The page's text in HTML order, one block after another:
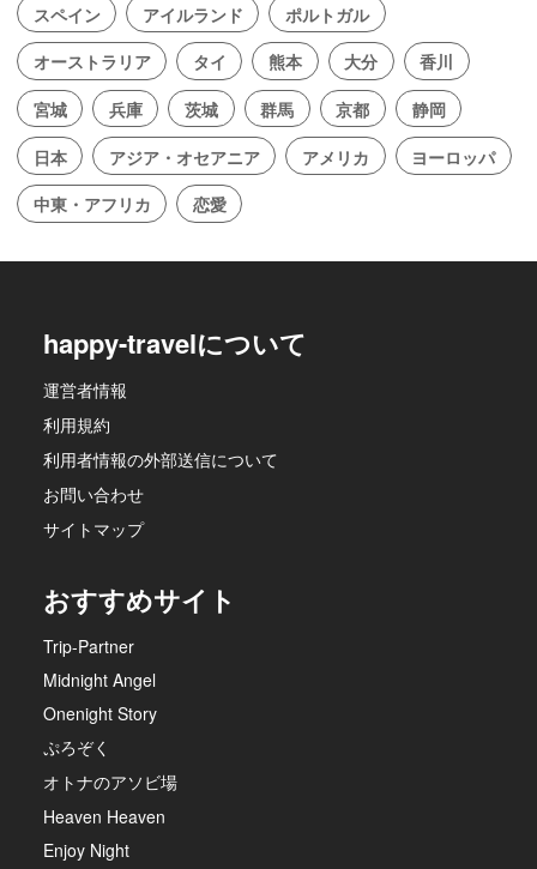
スペイン アイルランド
ポルトガル
オーストラリア
タイ 熊本 大分
香川
宮城
兵庫 茨城 群馬 京都
静岡
日本
アジア・オセアニア アメリカ
ヨーロッパ
中東・アフリカ
恋愛
happy-travelについて
運営者情報
利用規約
利用者情報の外部送信について
お問い合わせ
サイトマップ
おすすめサイト
Trip-Partner
Midnight Angel
Onenight Story
ぷろぞく
オトナのアソビ場
Heaven Heaven
Enjoy Night